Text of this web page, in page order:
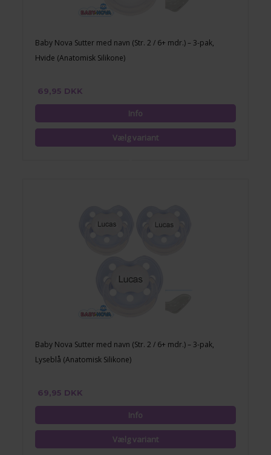
Baby Nova Sutter med navn (Str. 2 / 6+ mdr.) – 3-pak,
Hvide (Anatomisk Silikone)
69,95 DKK
Baby Nova Sutter med navn (Str. 2 / 6+ mdr.) – 3-pak,
Lyseblå (Anatomisk Silikone)
69,95 DKK